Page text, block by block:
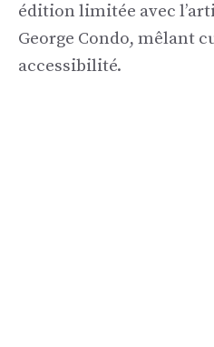
édition limitée avec
George Condo, mêlant
accessibilité.